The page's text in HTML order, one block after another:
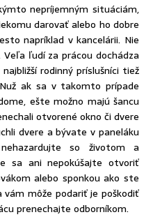
nepríjemným situáciám,
darovať alebo ho dobre
napríklad v kancelárii. Nie
ľudí za prácou dochádza
rodinný príslušníci tiež
ak sa v takomto prípade
ešte možno majú šancu
otvorené okno či dvere
dvere a bývate v paneláku
so životom a
sa ani nepokúšajte otvoriť
alebo sponkou ako ste
vám môže podariť je poškodiť
prenechajte odborníkom.